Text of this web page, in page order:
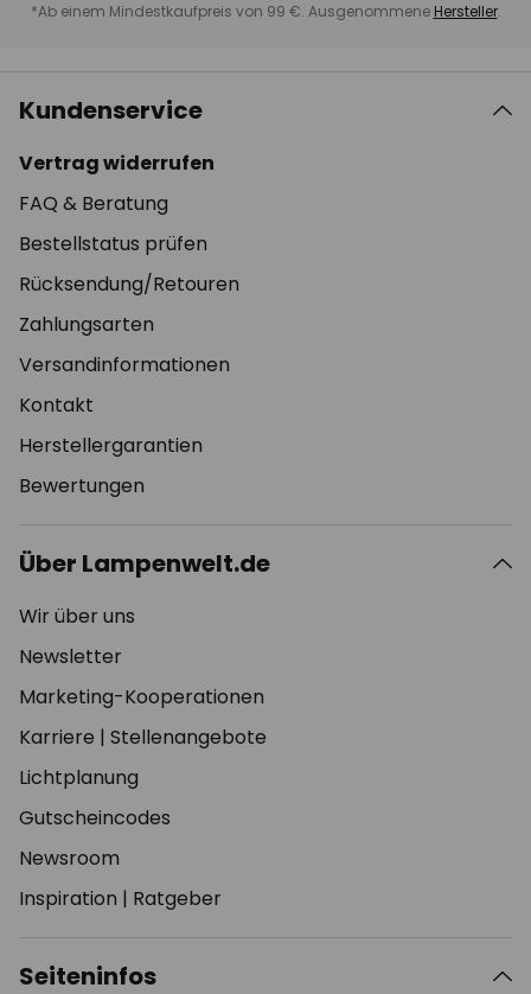
*Ab einem Mindestkaufpreis von 99 €. Ausgenommene Hersteller.
Kundenservice
Vertrag widerrufen
FAQ & Beratung
Bestellstatus prüfen
Rücksendung/Retouren
Zahlungsarten
Versandinformationen
Kontakt
Herstellergarantien
Bewertungen
Über Lampenwelt.de
Wir über uns
Newsletter
Marketing-Kooperationen
Karriere | Stellenangebote
Lichtplanung
Gutscheincodes
Newsroom
Inspiration | Ratgeber
Seiteninfos